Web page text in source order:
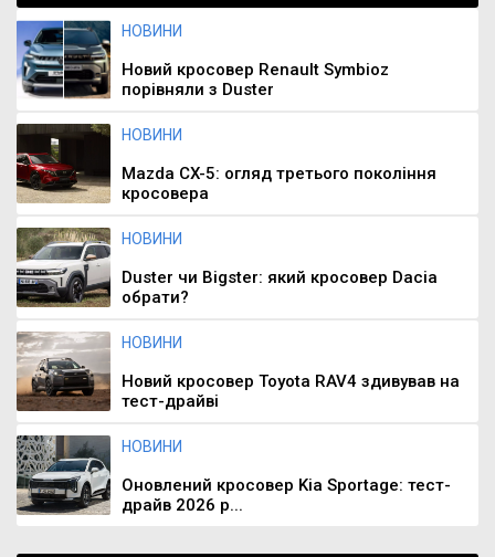
НОВИНИ
Новий кросовер Renault Symbioz
порівняли з Duster
НОВИНИ
Mazda CX-5: огляд третього покоління
кросовера
НОВИНИ
Duster чи Bigster: який кросовер Dacia
обрати?
НОВИНИ
Новий кросовер Toyota RAV4 здивував на
тест-драйві
НОВИНИ
Оновлений кросовер Kia Sportage: тест-
драйв 2026 р...